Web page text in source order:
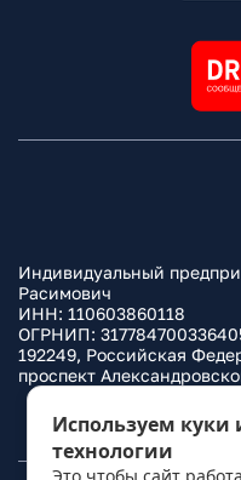
Индивидуальный
Расимович
ИНН: 110603860118
ОГРНИП:
192249, Российская
проспект
Политика
Используем
технологии